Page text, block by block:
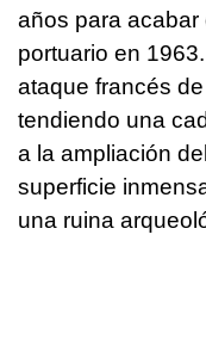
años para acabar
portuario en
ataque francés
tendiendo una
a la ampliación
superficie
una ruina